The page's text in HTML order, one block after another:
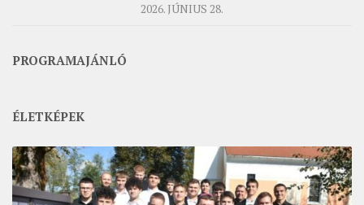
2026. JÚNIUS 28.
PROGRAMAJÁNLÓ
ÉLETKÉPEK